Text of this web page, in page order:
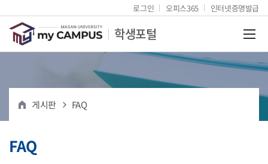
로그인 오피스365 인터넷증명발급
마산대학교학생포털 전체
게시판 FAQ
FAQ